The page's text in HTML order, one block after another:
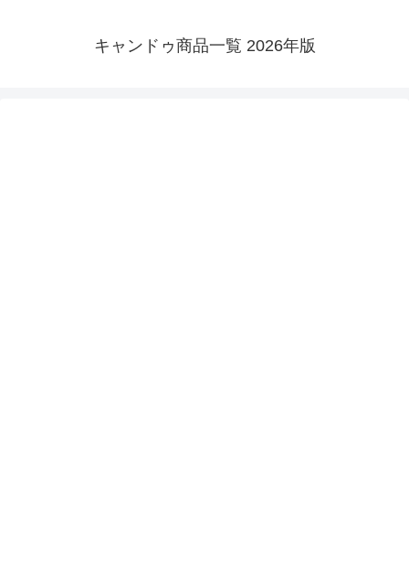
キャンドゥ商品一覧 2026年版